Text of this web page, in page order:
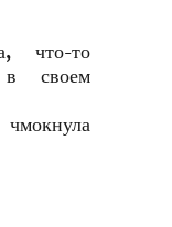
что-то
в своем